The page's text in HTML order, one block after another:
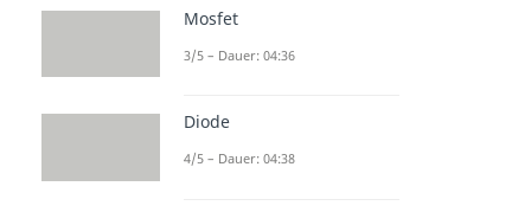
Dauer: 05:28
Mosfet
3/5 – Dauer: 04:36
Diode
4/5 – Dauer: 04:38